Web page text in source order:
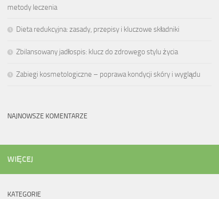
metody leczenia
Dieta redukcyjna: zasady, przepisy i kluczowe składniki
Zbilansowany jadłospis: klucz do zdrowego stylu życia
Zabiegi kosmetologiczne – poprawa kondycji skóry i wyglądu
NAJNOWSZE KOMENTARZE
WIĘCEJ
KATEGORIE